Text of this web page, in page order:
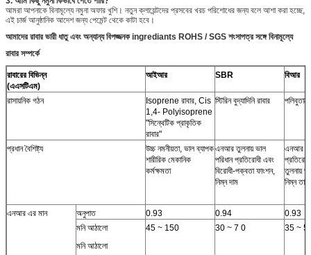
আমরা আপনাকে বিনামূল্যে নমুনা অফার খুশি। নতুন ক্লায়েন্টদের প্রসবের খরচ পরিশোধের জন্য বলে আশা করা হচ্ছে,
এই চার্জ আনুষ্ঠানিক আদেশ জন্য পেমেন্ট থেকে কাটা হবে।
আমাদের রাবার ভারী ধাতু এবং অন্যান্য বিপজ্জনক ingrediants ROHS / SGS শংসাপত্র সঙ্গে বিনামূল্যে
রাবার সম্পর্কে
রাবারের বিভিন্ন
(এএসটিএম)
আইআর SBR বিআর
রাসায়নিক গঠন
Isoprene রাবার, Cis
1,4- Polyisoprene
"সিন্থেটিক প্রাকৃতিক
রাবার"
স্টিরিন বুদ্যাদিনি রাবার
প্রধান বৈশিষ্ট্য
উচ্চ নমনীয়তা, ভাল ব্যাপক
শারীরিক মেকানিক
কর্মক্ষমতা
এনআর তুলনায় ভাল
পরিধান প্রতিরোধী এবং
বিরোধী-পক্বতা ফাংশন,
নিম্ন দাম
এনআর
তুলনায়
নিম্ন
এনআর এর মান অনুপাত 0.93 0.94
0.93
মনি আঠালো
মনি আঠালো
45 ~ 150 30 ~ 7 0 35 ~